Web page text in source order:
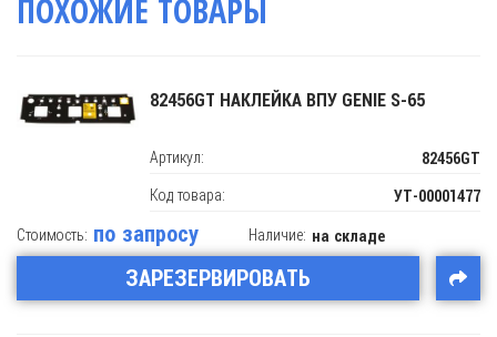
ПОХОЖИЕ ТОВАРЫ
82456GT НАКЛЕЙКА ВПУ GENIE S-65
Артикул: 82456GT
Код товара: УТ-00001477
Стоимость: по запросу
ЗАРЕЗЕРВИРОВАТЬ
Наличие: на складе